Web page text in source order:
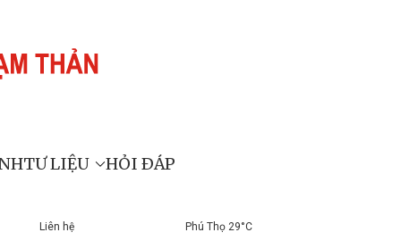
TƯ LIỆU HỎI ĐÁP
Liên hệ Phú Thọ 29°C